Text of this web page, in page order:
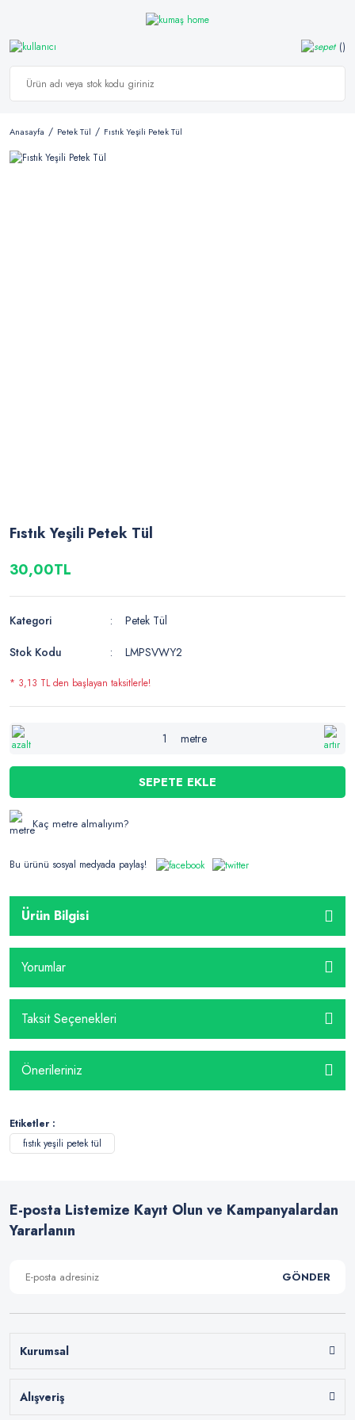
Anasayfa Petek Tül Fıstık Yeşili Petek Tül
Fıstık Yeşili Petek Tül
30,00TL
Kategori
Petek Tül
Stok Kodu
LMPSVWY2
* 3,13 TL den başlayan taksitlerle!
metre
SEPETE EKLE
Kaç metre almalıyım?
Bu ürünü sosyal medyada paylaş!
Ürün Bilgisi
Yorumlar
Taksit Seçenekleri
Önerileriniz
Etiketler :
fıstık yeşili petek tül
E-posta Listemize Kayıt Olun ve Kampanyalardan
Yararlanın
GÖNDER
Kurumsal
Alışveriş